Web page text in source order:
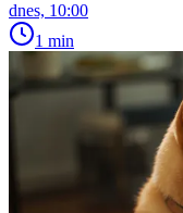
dnes, 10:00
1 min